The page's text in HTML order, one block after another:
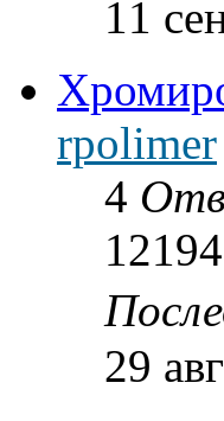
11
rpolimer
4
12194
29